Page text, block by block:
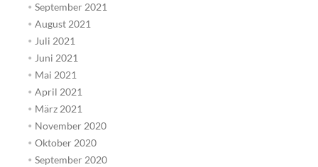
September 2021
August 2021
Juli 2021
Juni 2021
Mai 2021
April 2021
März 2021
November 2020
Oktober 2020
September 2020